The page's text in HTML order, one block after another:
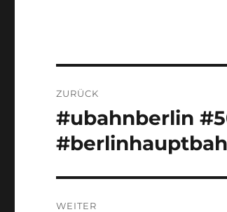
ZURÜCK
Vorheriger
Beitrag:
#ubahnberlin
WEITER